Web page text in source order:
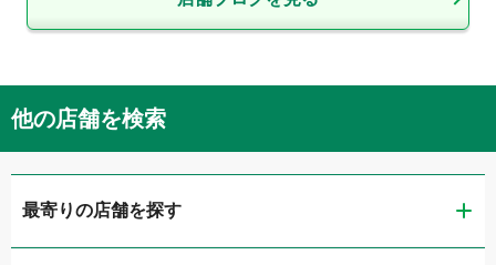
他の店舗を検索
最寄りの店舗を探す